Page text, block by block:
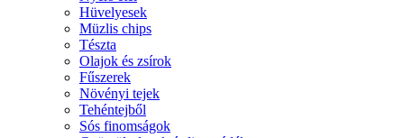
Hüvelyesek
Müzlis chips
Tészta
Olajok és zsírok
Fűszerek
Növényi tejek
Tehéntejből
Sós finomságok